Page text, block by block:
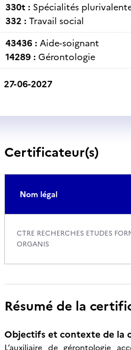
330t : Spécialités
332 : Travail social
43436 : Aide-soignant
14289 : Gérontologie
27-06-2027
Certificateur(s)
Nom légal
CTRE RECHERCHES ETUDES
ORGANIS
Résumé de la
Objectifs et contexte de la
L’auxiliaire de gérontologie